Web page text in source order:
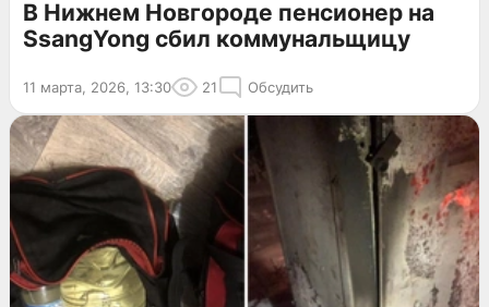
В Нижнем Новгороде пенсионер на
SsangYong сбил коммунальщицу
11 марта, 2026, 13:30 21 Обсудить